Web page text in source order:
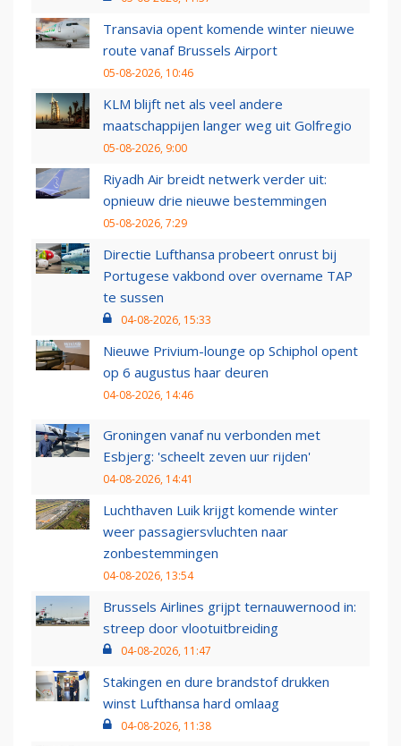
Transavia opent komende winter nieuwe
route vanaf Brussels Airport
05-08-2026, 10:46
KLM blijft net als veel andere
maatschappijen langer weg uit Golfregio
05-08-2026, 9:00
Riyadh Air breidt netwerk verder uit:
opnieuw drie nieuwe bestemmingen
05-08-2026, 7:29
Directie Lufthansa probeert onrust bij
Portugese vakbond over overname TAP
te sussen
04-08-2026, 15:33
Nieuwe Privium-lounge op Schiphol opent
op 6 augustus haar deuren
04-08-2026, 14:46
Groningen vanaf nu verbonden met
Esbjerg: 'scheelt zeven uur rijden'
04-08-2026, 14:41
Luchthaven Luik krijgt komende winter
weer passagiersvluchten naar
zonbestemmingen
04-08-2026, 13:54
Brussels Airlines grijpt ternauwernood in:
streep door vlootuitbreiding
04-08-2026, 11:47
Stakingen en dure brandstof drukken
winst Lufthansa hard omlaag
04-08-2026, 11:38